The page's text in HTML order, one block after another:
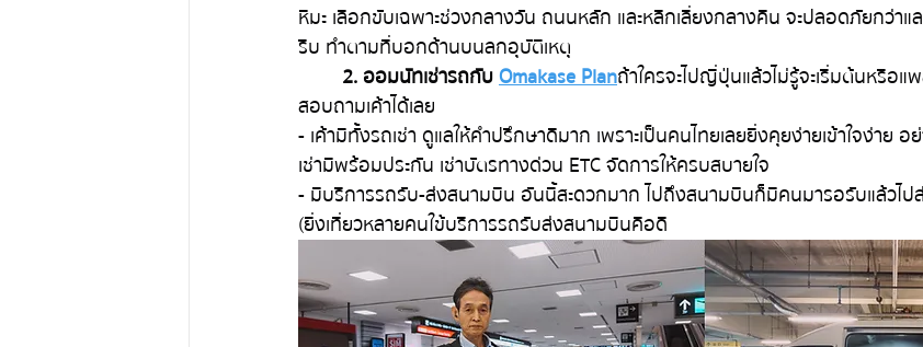
หิมะ เลือกขับเฉพาะช่วงกลางวัน ถนนหลัก และหลีกเลี่ยงกลางคืน จะปลอดภัยกว่า
รีบ ทำตามที่บอกด้านบนลกอุบัติเหตุ
2. ออมนัทเช่ารถกับ Omakase Planถ้าใครจะไปญี่ปุ่นแล้วไม่รู้จะเริ่มต้นหรือแ
สอบถามเค้าได้เลย
- เค้ามีทั้งรถเช่า ดูแลให้คำปรึกษาดีมาก เพราะเป็นคนไทยเลยยิ่งคุยง่ายเข้าใจง่า
เช่ามีพร้อมประกัน เช่าบัตรทางด่วน ETC จัดการให้ครบสบายใจ
- มีบริการรถรับ-ส่งสนามบิน อันนี้สะดวกมาก ไปถึงสนามบินก็มีคนมารอรับแล้วไปส่
(ยิ่งเที่ยวหลายคนใข้บริการรถรับส่งสนามบินคือดี